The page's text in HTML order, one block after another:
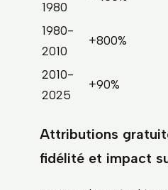
1980
1980-
2010
+800%
2010-
2025
+90%
Attributions
fidélité et impact